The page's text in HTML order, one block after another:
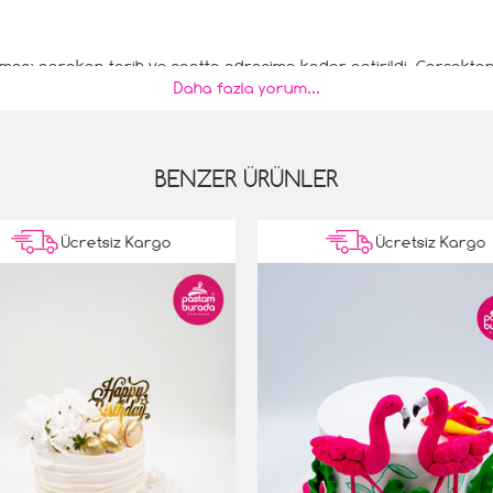
gereken tarih ve saatte adresime kadar getirildi.
Online olarak verdiğim sipariş beni utandırmadı. Hem
seçtiğim için memnun oldum.
Daha fazla yorum...
BENZER ÜRÜNLER
Ücretsiz Kargo Ücretsiz Kargo